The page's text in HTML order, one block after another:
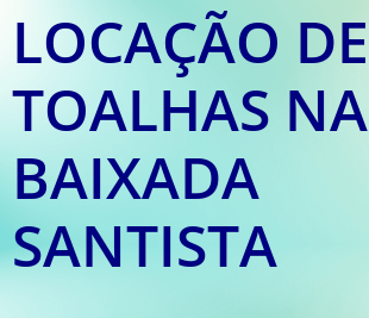
LOCAÇÃO DE
TOALHAS NA
BAIXADA
SANTISTA